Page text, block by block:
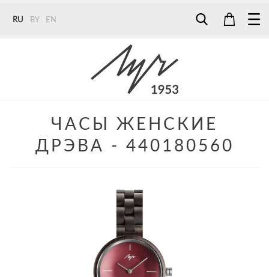
RU BY EN
+375 (29) 272 51 56
ЧАСЫ ЖЕНСКИЕ
ДРЭВА - 440180560